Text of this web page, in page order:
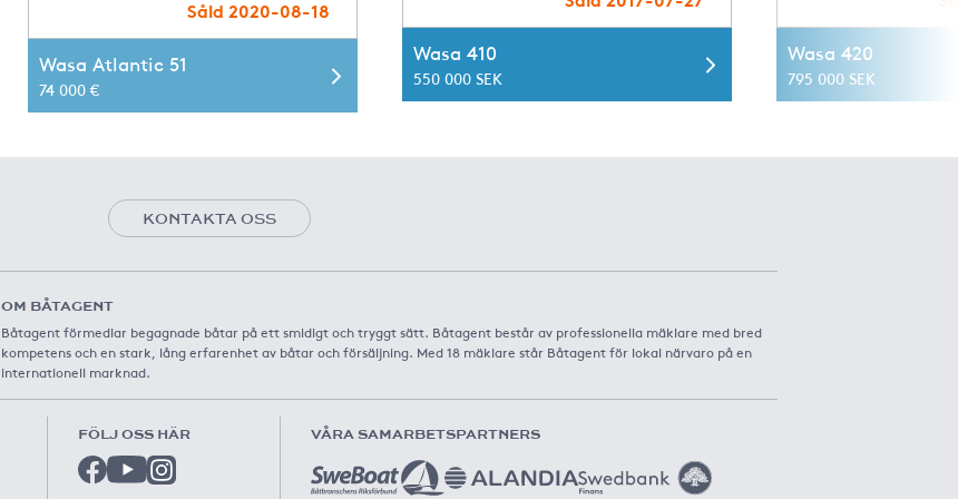
Såld 2020-08-18
Wasa Atlantic 51
74 000 €
Wasa 410
550 000 SEK
Wasa 420
795 000 SEK
KONTAKTA OSS
OM BÅTAGENT
Båtagent förmedlar begagnade båtar på ett smidigt och tryggt sätt. Båtagent består av professionella mäklare med bred
kompetens och en stark, lång erfarenhet av båtar och försäljning. Med 18 mäklare står Båtagent för lokal närvaro på en
internationell marknad.
FÖLJ OSS HÄR VÅRA SAMARBETSPARTNERS